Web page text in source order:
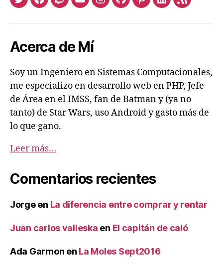
TwitterFacebook
TwitchYoutubeInstagram
GithubPinterestLinkedin
Feed
Acerca de Mí
Soy un Ingeniero en Sistemas Computacionales,
me especializo en desarrollo web en PHP, Jefe
de Área en el IMSS, fan de Batman y (ya no
tanto) de Star Wars, uso Android y gasto más de
lo que gano.
Leer más…
Comentarios recientes
Jorgeen La diferencia entre comprar y rentar
Juan carlos valleska en El capitán de caló
Ada Garmon en La Moles Sept2016